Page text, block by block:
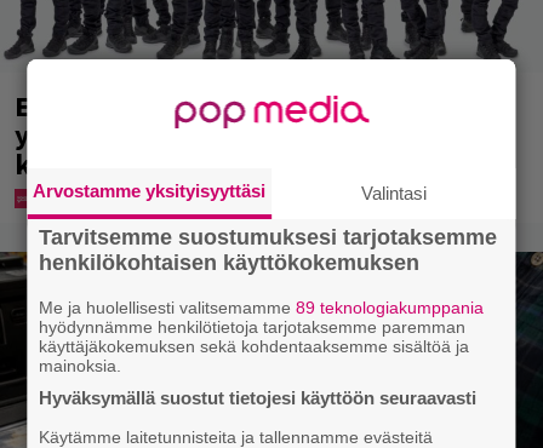
Erikoisjoukot julkaisi uudet kokelaat –
yllättävien nimien joukossa myös
kansanedustaja
Arvostamme yksityisyyttäsi Valintasi
Tarvitsemme suostumuksesi tarjotaksemme
henkilökohtaisen käyttökokemuksen
Me ja huolellisesti valitsemamme89 teknologiakumppania
hyödynnämme henkilötietoja tarjotaksemme paremman
käyttäjäkokemuksen sekä kohdentaaksemme sisältöä ja
mainoksia.
Hyväksymällä suostut tietojesi käyttöön seuraavasti
Käytämme laitetunnisteita ja tallennamme evästeitä